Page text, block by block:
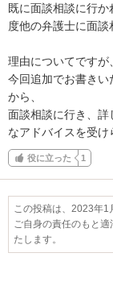
既に面談相談に行
度他の弁護士に面談
理由についてですが
今回追加でお書きい
から、
面談相談に行き、
なアドバイスを受け
役に立った 1
この投稿は、2023年1
ご自身の責任のもと
たします。